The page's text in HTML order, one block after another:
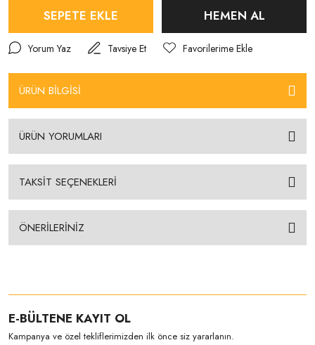
SEPETE EKLE HEMEN AL
Yorum Yaz Tavsiye Et
ÜRÜN BİLGİSİ
ÜRÜN YORUMLARI
TAKSİT SEÇENEKLERİ
ÖNERİLERİNİZ
E-BÜLTENE KAYIT OL
Kampanya ve özel tekliflerimizden ilk önce siz yararlanın.